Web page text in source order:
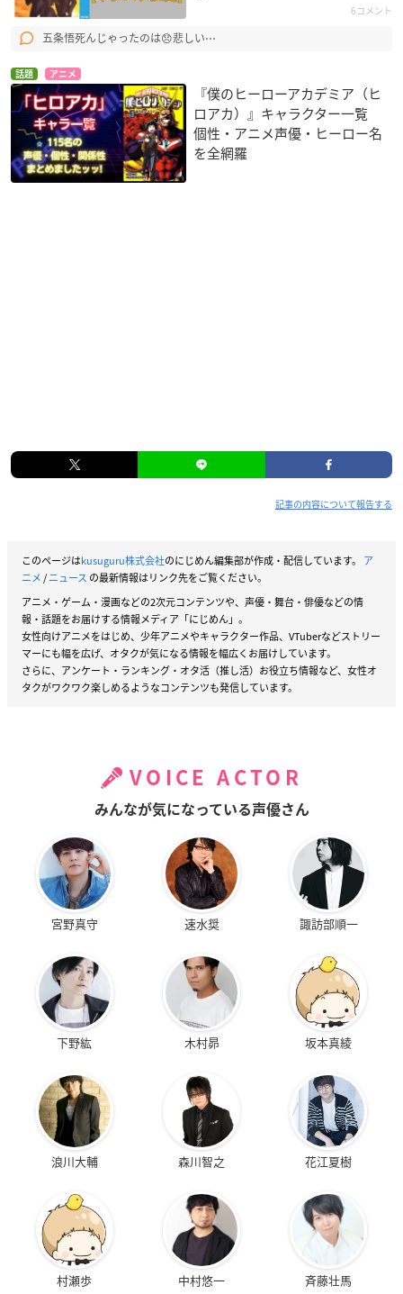
6コメント
五条悟死んじゃったのは😞悲しい⋯
話題 アニメ
『僕のヒーローアカデミア（ヒ
ロアカ）』キャラクター一覧
個性・アニメ声優・ヒーロー名
を全網羅
記事の内容について報告する
このページはkusuguru株式会社のにじめん編集部が作成・配信しています。 ア
ニメ/ニュース の最新情報はリンク先をご覧ください。
アニメ・ゲーム・漫画などの2次元コンテンツや、声優・舞台・俳優などの情
報・話題をお届けする情報メディア「にじめん」。
女性向けアニメをはじめ、少年アニメやキャラクター作品、VTuberなどストリー
マーにも幅を広げ、オタクが気になる情報を幅広くお届けしています。
さらに、アンケート・ランキング・オタ活（推し活）お役立ち情報など、女性オ
タクがワクワク楽しめるようなコンテンツも発信しています。
VOICE ACTOR
みんなが気になっている声優さん
宮野真守 速水奨 諏訪部順一
下野紘 木村昴 坂本真綾
浪川大輔 森川智之 花江夏樹
村瀬歩 中村悠一 斉藤壮馬